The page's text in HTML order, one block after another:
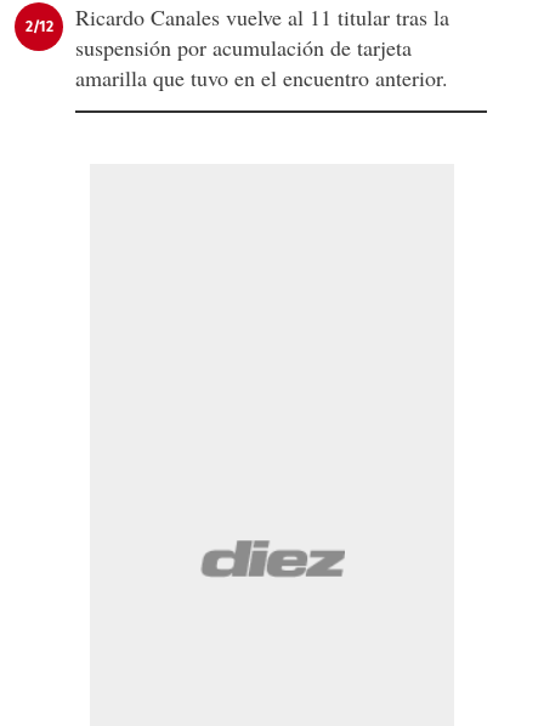
2/12
Ricardo Canales vuelve al 11 titular tras la
suspensión por acumulación de tarjeta
amarilla que tuvo en el encuentro anterior.